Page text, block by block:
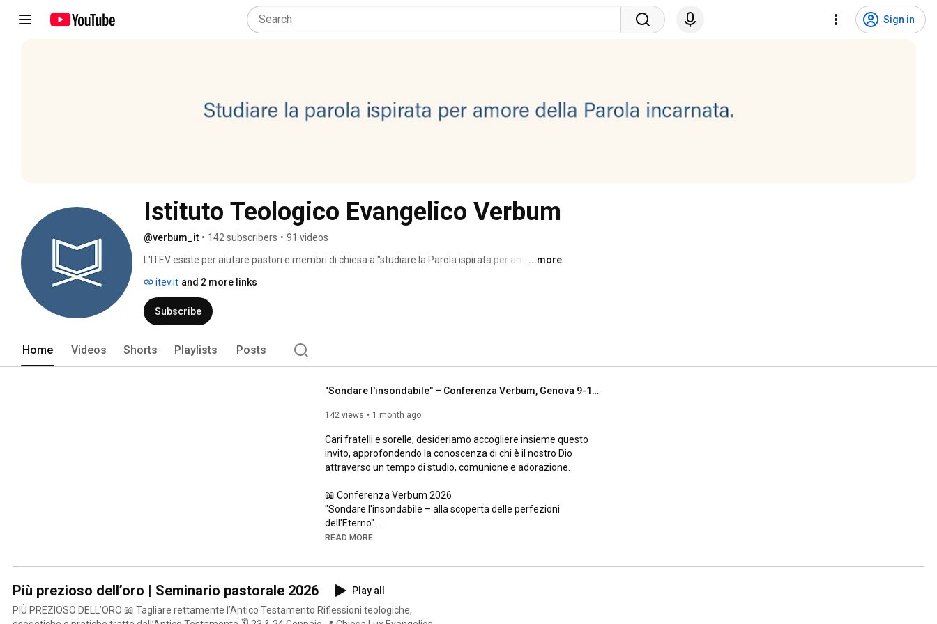
Sign in
Istituto Teologico Evangelico Verbum
@verbum_it • 142 subscribers • 91 videos
L'ITEV esiste per aiutare pastori e membri di chiesa a "studiare la Parola ispirata per amore ...more
itev.it and 2 more links
Subscribe
Home Videos Shorts Playlists Posts
"Sondare l'insondabile" – Conferenza Verbum, Genova 9-10 ottobre
142 views 1 month ago
Cari fratelli e sorelle, desideriamo accogliere insieme questo
invito, approfondendo la conoscenza di chi è il nostro Dio
attraverso un tempo di studio, comunione e adorazione.
📖 Conferenza Verbum 2026
"Sondare l'insondabile – alla scoperta delle perfezioni
dell'Eterno"
📅 9-10 ottobre
Genova
Autopark Piccapietra – Piazza Piccapietra 58/A (~470 m dal
teatro)
Park Marina Porto Antico – Calata Salumi 6r (~440 m dal
READ MORE
Più prezioso dell’oro | Seminario pastorale 2026
Play all
PIÙ PREZIOSO DELL’ORO 📖 Tagliare rettamente l’Antico Testamento Riflessioni teologiche,